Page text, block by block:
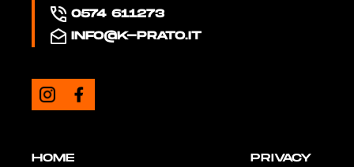
HOME PRIVACY
0574 611273
INFO@K-PRATO.IT